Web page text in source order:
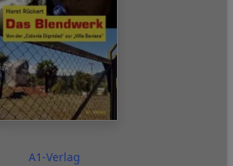
A1-Verlag